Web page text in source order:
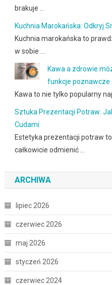
brakuje …
Kuchnia Marokańska: Odkryj
Kuchnia marokańska to
w sobie …
Kawa a zdrowie
funkcje poznawcze
Kawa to nie tylko popularny
Sztuka Prezentacji Potraw:
Cudami
Estetyka prezentacji potraw
całkowicie odmienić …
ARCHIWA
lipiec 2026
czerwiec 2026
maj 2026
styczeń 2026
czerwiec 2024